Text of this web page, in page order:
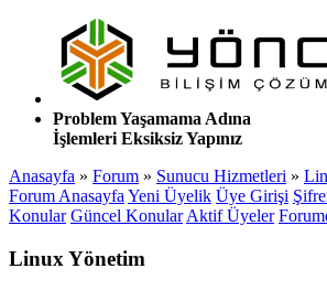
Problem Yaşamama Adına
İşlemleri Eksiksiz Yapınız
Anasayfa » Forum » Sunucu Hizmetleri »
Forum Anasayfa Yeni Üyelik Üye Girişi
Konular Güncel Konular Aktif Üyeler
Linux Yönetim